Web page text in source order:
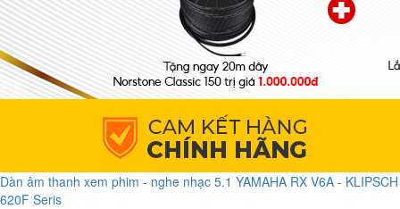
Dàn âm thanh xem phim - nghe nhạc 5.1 YAMAHA RX V6A - KLIPSCH
620F Seris